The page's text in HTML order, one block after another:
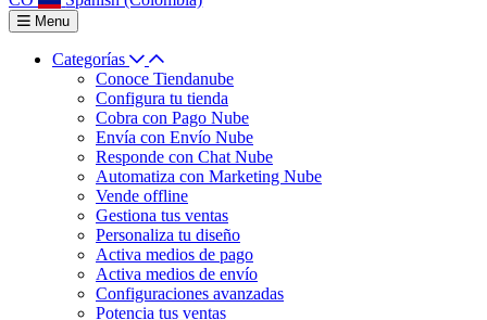
Menu
Categorías
Conoce Tiendanube
Configura tu tienda
Cobra con Pago Nube
Envía con Envío Nube
Responde con Chat Nube
Automatiza con Marketing Nube
Vende offline
Gestiona tus ventas
Personaliza tu diseño
Activa medios de pago
Activa medios de envío
Configuraciones avanzadas
Potencia tus ventas